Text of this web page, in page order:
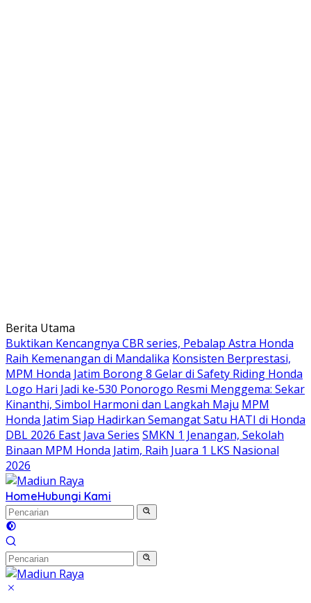
Langsung
ke
konten
Berita Utama
Buktikan Kencangnya CBR series, Pebalap Astra Honda
Raih Kemenangan di Mandalika Konsisten Berprestasi,
MPM Honda Jatim Borong 8 Gelar di Safety Riding Honda
Logo Hari Jadi ke-530 Ponorogo Resmi Menggema: Sekar
Kinanthi, Simbol Harmoni dan Langkah Maju MPM
Honda Jatim Siap Hadirkan Semangat Satu HATI di Honda
DBL 2026 East Java Series SMKN 1 Jenangan, Sekolah
Binaan MPM Honda Jatim, Raih Juara 1 LKS Nasional
2026
HomeHubungi Kami